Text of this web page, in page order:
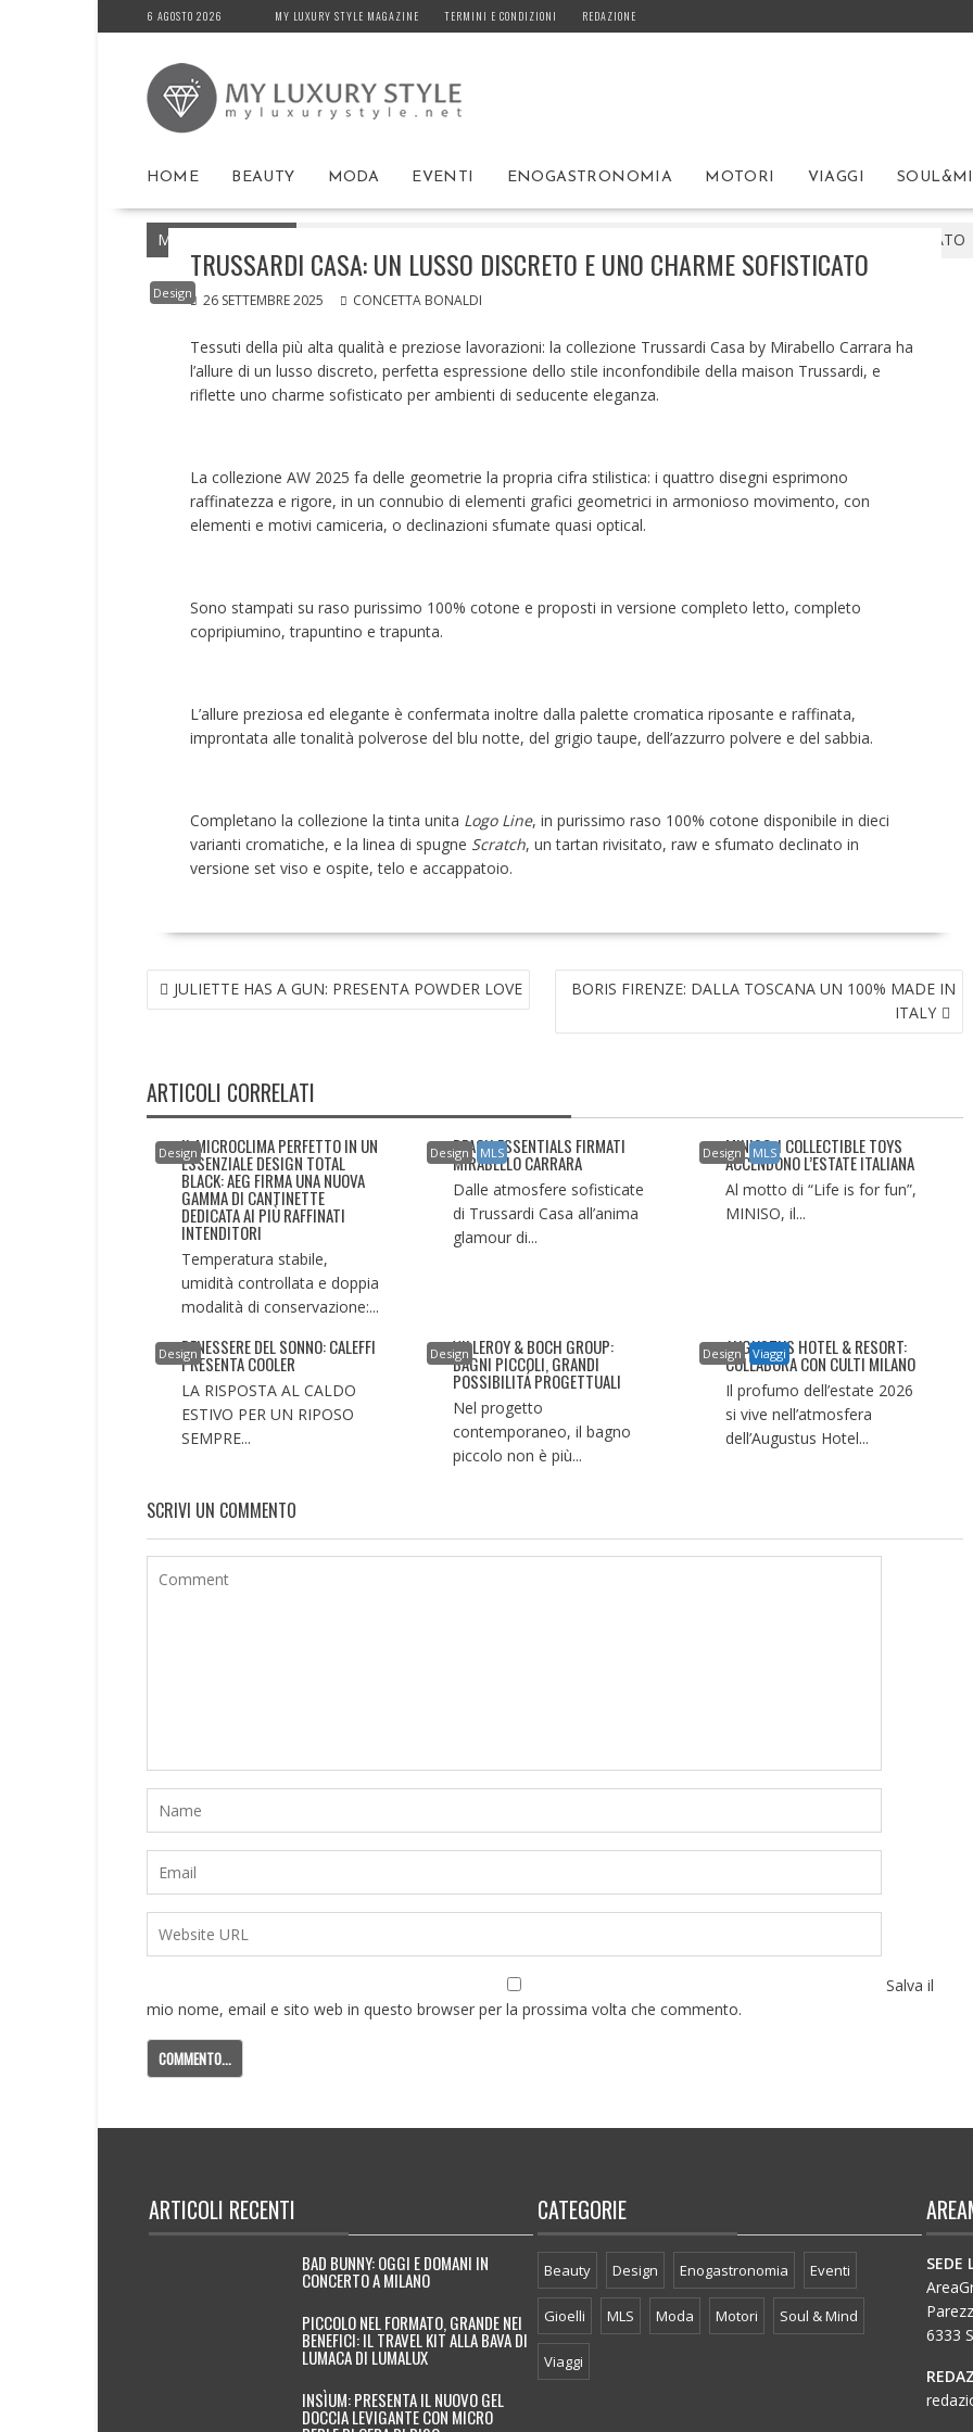
to
6 AGOSTO 2026 MY LUXURY STYLE MAGAZINE TERMINI E CONDIZIONI REDAZIONE
HOME BEAUTY MODA EVENTI ENOGASTRONOMIA MOTORI VIAGGI
MyLuxuryStyle.net TRUSSARDI CASA: UN LUSSO DISCRETO E UNO CHARME SOFISTICATO
Design
TRUSSARDI CASA: UN LUSSO DISCRETO E UNO CHARME SOFISTICATO
26 SETTEMBRE 2025 CONCETTA BONALDI
Tessuti della più alta qualità e preziose lavorazioni: la collezione Trussardi Casa by Mirabello Carrara ha
l’allure di un lusso discreto, perfetta espressione dello stile inconfondibile della maison Trussardi, e
riflette uno charme sofisticato per ambienti di seducente eleganza.
La collezione AW 2025 fa delle geometrie la propria cifra stilistica: i quattro disegni esprimono
raffinatezza e rigore, in un connubio di elementi grafici geometrici in armonioso movimento, con
elementi e motivi camiceria, o declinazioni sfumate quasi optical.
Sono stampati su raso purissimo 100% cotone e proposti in versione completo letto, completo
copripiumino, trapuntino e trapunta.
L’allure preziosa ed elegante è confermata inoltre dalla palette cromatica riposante e raffinata,
improntata alle tonalità polverose del blu notte, del grigio taupe, dell’azzurro polvere e del sabbia.
Completano la collezione la tinta unita Logo Line, in purissimo raso 100% cotone disponibile in dieci
varianti cromatiche, e la linea di spugne Scratch, un tartan rivisitato, raw e sfumato declinato in
versione set viso e ospite, telo e accappatoio.
NAVIGAZIONE
ARTICOLI
JULIETTE HAS A GUN: PRESENTA POWDER LOVE
BORIS FIRENZE: DALLA TOSCANA UN 100% MADE IN
ITALY
ARTICOLI CORRELATI
DesignIL MICROCLIMA PERFETTO IN UN
ESSENZIALE DESIGN TOTAL
BLACK: AEG FIRMA UNA NUOVA
GAMMA DI CANTINETTE
DEDICATA AI PIÙ RAFFINATI
INTENDITORI
Temperatura stabile,
umidità controllata e doppia
modalità di conservazione:...
Design MLS
BEACH ESSENTIALS FIRMATI
MIRABELLO CARRARA
Dalle atmosfere sofisticate
di Trussardi Casa all’anima
glamour di...
Design MLS
MINISO: I COLLECTIBLE TOYS
ACCENDONO L’ESTATE ITALIANA
Al motto di “Life is for fun”,
MINISO, il...
DesignBENESSERE DEL SONNO: CALEFFI
PRESENTA COOLER
LA RISPOSTA AL CALDO
ESTIVO PER UN RIPOSO
SEMPRE...
DesignVILLEROY & BOCH GROUP:
BAGNI PICCOLI, GRANDI
POSSIBILITÁ PROGETTUALI
Nel progetto
contemporaneo, il bagno
piccolo non è più...
Design Viaggi
AUGUSTUS HOTEL & RESORT:
COLLABORA CON CULTI MILANO
Il profumo dell’estate 2026
si vive nell’atmosfera
dell’Augustus Hotel...
SCRIVI UN COMMENTO
Salva il
mio nome, email e sito web in questo browser per la prossima volta che commento.
ARTICOLI RECENTI
BAD BUNNY: OGGI E DOMANI IN
CONCERTO A MILANO
PICCOLO NEL FORMATO, GRANDE NEI
BENEFICI: IL TRAVEL KIT ALLA BAVA DI
LUMACA DI LUMALUX
INSÌUM: PRESENTA IL NUOVO GEL
DOCCIA LEVIGANTE CON MICRO
CATEGORIE
Beauty Design Enogastronomia Eventi
Gioelli MLS Moda Motori Soul & Mind
Viaggi
SEDE
6333